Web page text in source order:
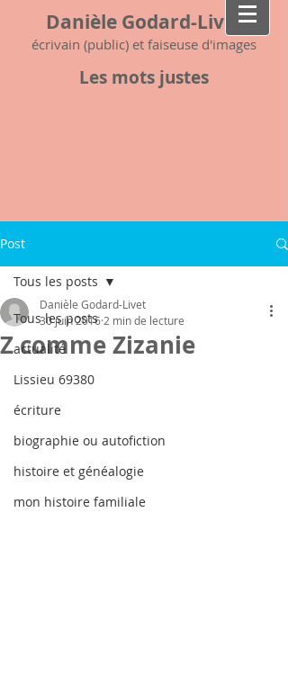
Danièle Godard-Livet
écrivain (public) et faiseuse d'images
Les mots justes
Post
Tous les posts
actualité
Lissieu 69380
écriture
biographie ou autofiction
histoire et généalogie
mon histoire familiale
Tous les posts
Z comme Zizanie
Danièle Godard-Livet
30 juin 2016 2 min de lecture